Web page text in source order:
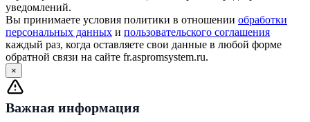
уведомлений.
Вы принимаете условия политики в отношении обработки
персональных данных и пользовательского соглашения
каждый раз, когда оставляете свои данные в любой форме
обратной связи на сайте fr.aspromsystem.ru.
×
Важная информация